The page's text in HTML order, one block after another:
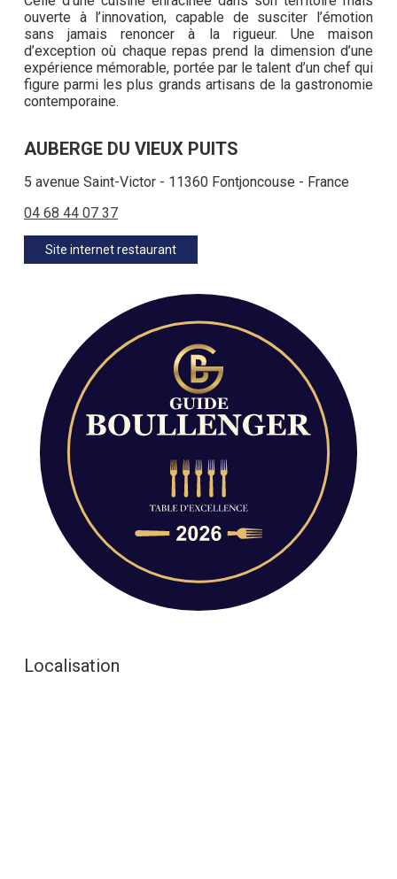
ouverte à l’innovation, capable de susciter l’émotion
sans jamais renoncer à la rigueur. Une maison
d’exception où chaque repas prend la dimension d’une
expérience mémorable, portée par le talent d’un chef qui
figure parmi les plus grands artisans de la gastronomie
contemporaine.
AUBERGE DU VIEUX PUITS
5 avenue Saint-Victor - 11360 Fontjoncouse - France
04 68 44 07 37
Site internet restaurant
Localisation